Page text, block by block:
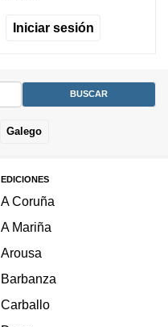
Iniciar sesión
Galego
EDICIONES
A Coruña
A Mariña
Arousa
Barbanza
Carballo